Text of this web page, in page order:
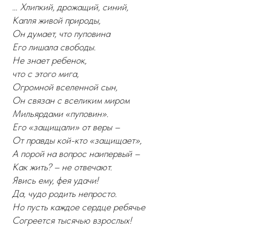
… Хлипкий, дрожащий, синий,
Капля живой природы,
Он думает, что пуповина
Его лишала свободы.
Не знает ребенок,
что с этого мига,
Огромной вселенной сын,
Он связан с вселиким миром
Мильярдами «пуповин».
Его «защищали» от веры –
От правды кой-кто «защищает»,
А порой на вопрос наипервый –
Как жить? – не отвечают.
Явись ему, фея удачи!
Да, чудо родить непросто.
Но пусть каждое сердце ребячье
Согреется тысячью взрослых!